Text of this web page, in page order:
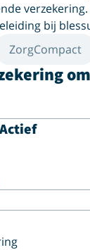
bij
ZorgCompact